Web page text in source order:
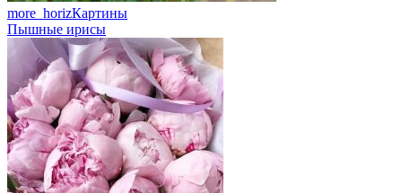
more_horizКартины
Пышные ирисы